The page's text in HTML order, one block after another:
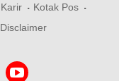
Karir
Kotak Pos
Disclaimer